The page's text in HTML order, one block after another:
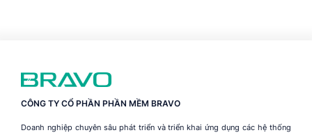
CÔNG TY CỔ PHẦN PHẦN MỀM BRAVO
Doanh nghiệp chuyên sâu phát triển và triển khai ứng dụng các hệ thống